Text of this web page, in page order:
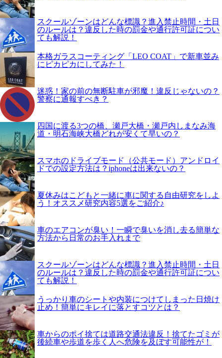
スクールゾーンはどんな標識？進入禁止時間・土日
のルールは？違反した時の罰金や通行許可証につい
ても解説！
本格ガラスコーティング「LEO COAT」で新車並み
にピカピカにしてみた！
迷惑！家の前の無断駐車が邪魔！違反じゃないの？
警察に通報すべき？
四国に渡る3つの橋、瀬戸大橋・瀬戸内しまなみ海
道・明石海峡大橋どれが安くて早いの？
スマホのドライブモード（公共モード）アンドロイ
ドでの設定方法は？iphoneは出来ないの？
夏休みはこどもと一緒に車に関する自由研究をしよ
う！オススメ研究内容5選をご紹介♪
車のエアコンが臭い！一瞬で臭いを消し去る簡単な
方法から日常のお手入れまで
スクールゾーンはどんな標識？進入禁止時間・土日
のルールは？違反した時の罰金や通行許可証につい
ても解説！
うっかり車のシートや内装につけてしまった日焼け
止め！簡単にキレイに落とすコツとは？
車からのポイ捨ては道路交通法違反！捨てたゴミが
後続車や歩道を歩く人へ危険を及ぼす可能性が！